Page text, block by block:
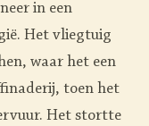
in een
Het vliegtuig
waar het een
toen het
Het stortte